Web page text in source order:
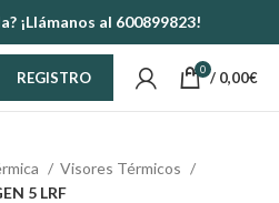
¡Llámanos al 600899823!
REGISTRO 0 / 0,00€
Visores Térmicos
5 LRF